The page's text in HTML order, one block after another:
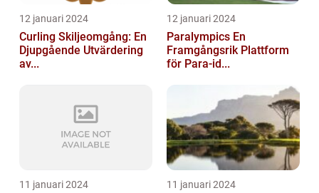
12 januari 2024
Curling Skiljeomgång: En
Djupgående Utvärdering
av...
12 januari 2024
Paralympics En
Framgångsrik Plattform
för Para-id...
11 januari 2024 11 januari 2024